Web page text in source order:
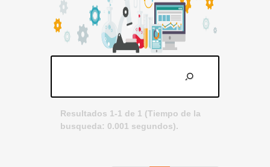
Resultados 1-1 de 1 (Tiempo de la
busqueda: 0.001 segundos).